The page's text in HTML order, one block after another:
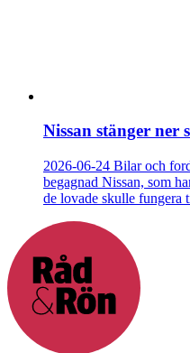
Nissan stänger ner
2026-06-24 Bilar och
begagnad Nissan, som
de lovade skulle fungera